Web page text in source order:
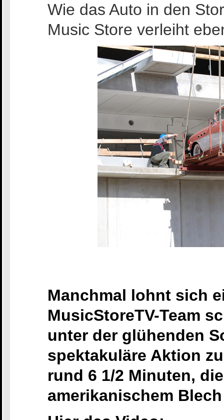
Wie das Auto in den
Music Store verleiht
Manchmal lohnt sich
MusicStoreTV-Team
unter der glühenden
spektakuläre Aktion
rund 6 1/2 Minuten,
amerikanischem